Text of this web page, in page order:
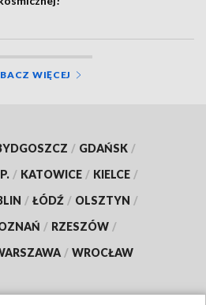
WIĘCEJ
/ GDAŃSK /
/ KATOWICE / KIELCE /
/ ŁÓDŹ / OLSZTYN /
/ RZESZÓW /
/ WROCŁAW